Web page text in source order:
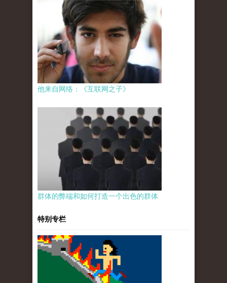
他来自网络：《互联网之子》
群体的弊端和如何打造一个出色的群体
特别专栏